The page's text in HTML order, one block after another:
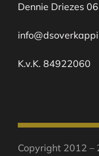
Dennie Driezes
K.v.K. 84922060
Copyright 2012 –